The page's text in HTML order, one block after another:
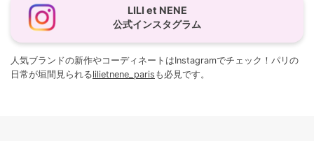
LILI et NENE
公式インスタグラム
人気ブランドの新作やコーディネートはInstagramでチェック！パリの
日常が垣間見られるlilietnene_paris も必見です。